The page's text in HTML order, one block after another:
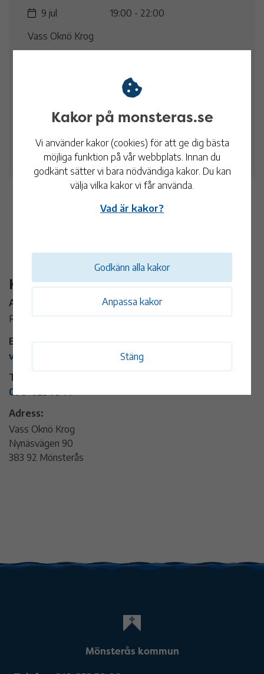
9 jul
19:00 - 22:00
Vass Oknö Krog
23 jul
19:00 - 22:00
Vass Oknö Krog
Se fler tillfällen
Kontaktinformation
Arrangör:
Restaurang Vass
E-post:
vass.okno@outlook.com
Telefon:
070-623 75 77
Adress:
Vass Oknö Krog
Nynäsvägen 90
383 92 Mönsterås
Mönsterås kommun
Kakor på monsteras.se
Vi använder kakor (cookies) för att ge dig bästa
möjliga funktion på vår webbplats. Innan du
godkänt sätter vi bara nödvändiga kakor. Du kan
välja vilka kakor vi får använda.
Vad är kakor?
Anpassa kakor
Stäng
Godkänn alla kakor